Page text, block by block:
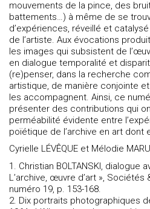
mouvements de la pince, des
battements…) à même de se
d’expériences, réveillé et
de l’artiste. Aux évocations
les images qui subsistent de
en dialogue temporalité et
(re)penser, dans la recherche
artistique, de manière conjointe
les accompagnent. Ainsi, ce
présenter des contributions qui
perméabilité évidente entre
poïétique de l’archive en art dont
Cyrielle LÉVÊQUE et Mélodie
1. Christian BOLTANSKI, dialogue
L’archive, œuvre d’art », Sociétés
numéro 19, p. 153-168.
2. Dix portraits photographiques